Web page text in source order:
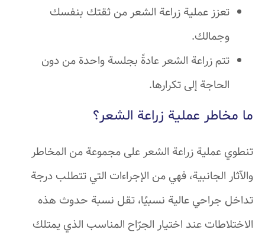
تعزز عملية زراعة الشعر من ثقتك بنفسك
وجمالك.
تتم زراعة الشعر عادةً بجلسة واحدة من دون
الحاجة إلى تكرارها.
ما مخاطر عملية زراعة الشعر؟
تنطوي عملية زراعة الشعر على مجموعة من المخاطر
والآثار الجانبية، فهي من الإجراءات التي تتطلب درجة
تداخل جراحي عالية نسبيًا، تقل نسبة حدوث هذه
الاختلاطات عند اختيار الجرّاح المناسب الذي يمتلك